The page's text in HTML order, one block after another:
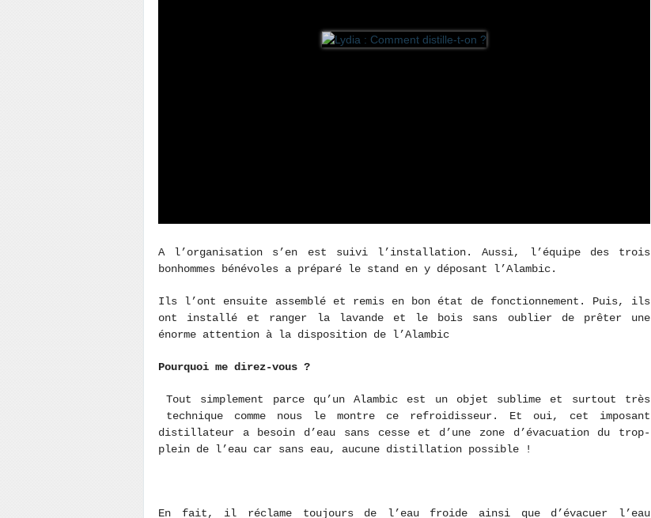
A l’organisation s’en est suivi l’installation. Aussi, l’équipe des trois
bonhommes bénévoles a préparé le stand en y déposant l’Alambic.
Ils l’ont ensuite assemblé et remis en bon état de fonctionnement. Puis, ils
ont installé et ranger la lavande et le bois sans oublier de prêter une
énorme attention à la disposition de l’Alambic
Pourquoi me direz-vous ?
Tout simplement parce qu’un Alambic est un objet sublime et surtout très
technique comme nous le montre ce refroidisseur. Et oui, cet imposant
distillateur a besoin d’eau sans cesse et d’une zone d’évacuation du trop-
plein de l’eau car sans eau, aucune distillation possible !
En fait, il réclame toujours de l’eau froide ainsi que d’évacuer l’eau